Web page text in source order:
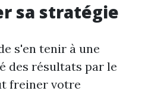
sa stratégie
s'en tenir à une
des résultats par le
freiner votre